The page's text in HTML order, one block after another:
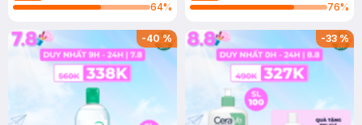
64%
76%
-40% -33%